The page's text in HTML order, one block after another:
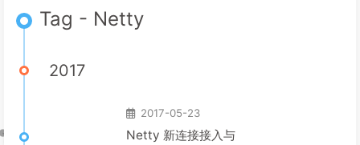
Tag - Netty
2017
2017-05-23
Netty 新连接接入与